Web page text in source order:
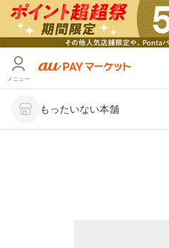
メニュー
もったいない本舗